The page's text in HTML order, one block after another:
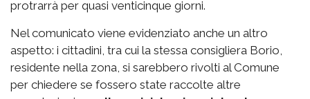
protrarrà per quasi venticinque giorni.
Nel comunicato viene evidenziato anche un altro
aspetto: i cittadini, tra cui la stessa consigliera Borio,
residente nella zona, si sarebbero rivolti al Comune
per chiedere se fossero state raccolte altre